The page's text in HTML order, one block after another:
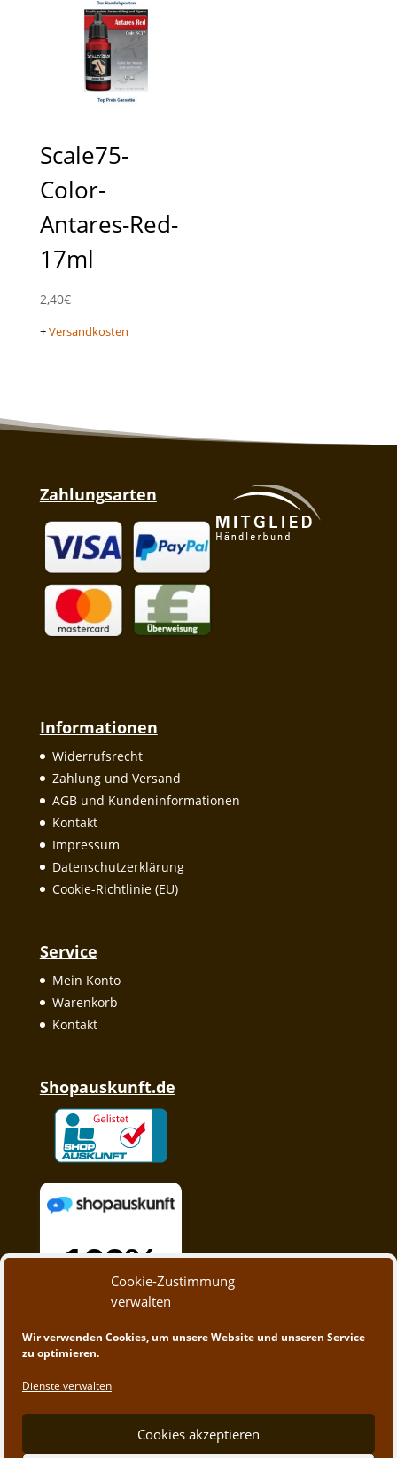
Cookie-Zustimmung
verwalten
Wir verwenden Cookies, um unsere Website und unseren Service
zu optimieren.
Dienste verwalten
Cookies akzeptieren
Scale75-
Color-
Antares-Red-
17ml
2,40€
+Versandkosten
Zahlungsarten
Informationen
Widerrufsrecht
Zahlung und Versand
AGB und Kundeninformationen
Kontakt
Impressum
Datenschutzerklärung
Cookie-Richtlinie (EU)
Service
Mein Konto
Warenkorb
Kontakt
Shopauskunft.de